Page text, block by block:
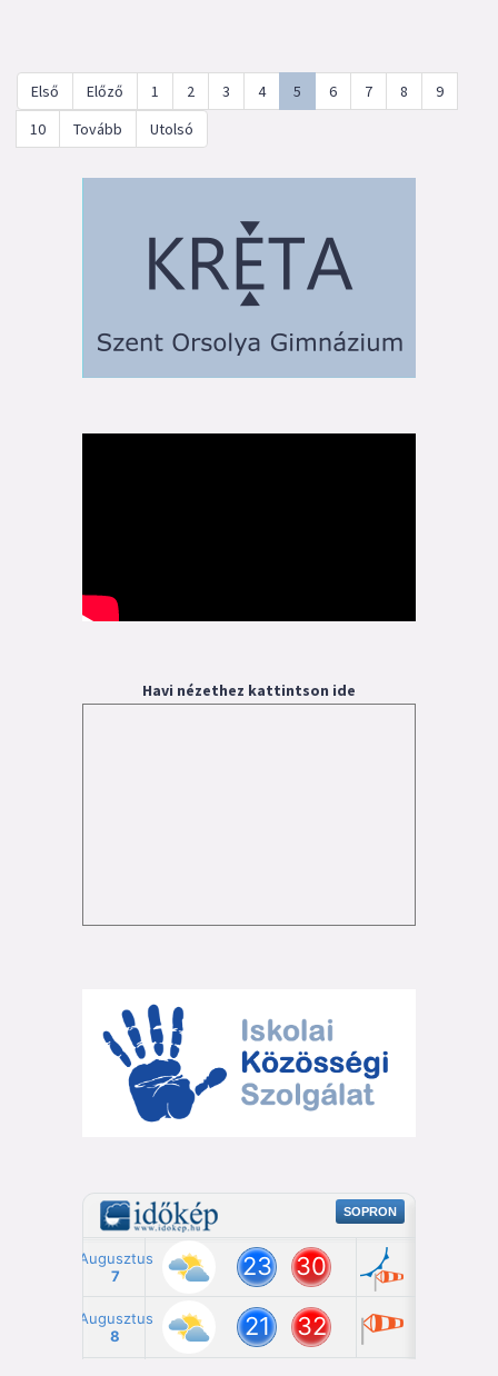
Első Előző 1 2 3 4 5 6 7 8
9
10
Tovább Utolsó
Havi nézethez kattintson ide